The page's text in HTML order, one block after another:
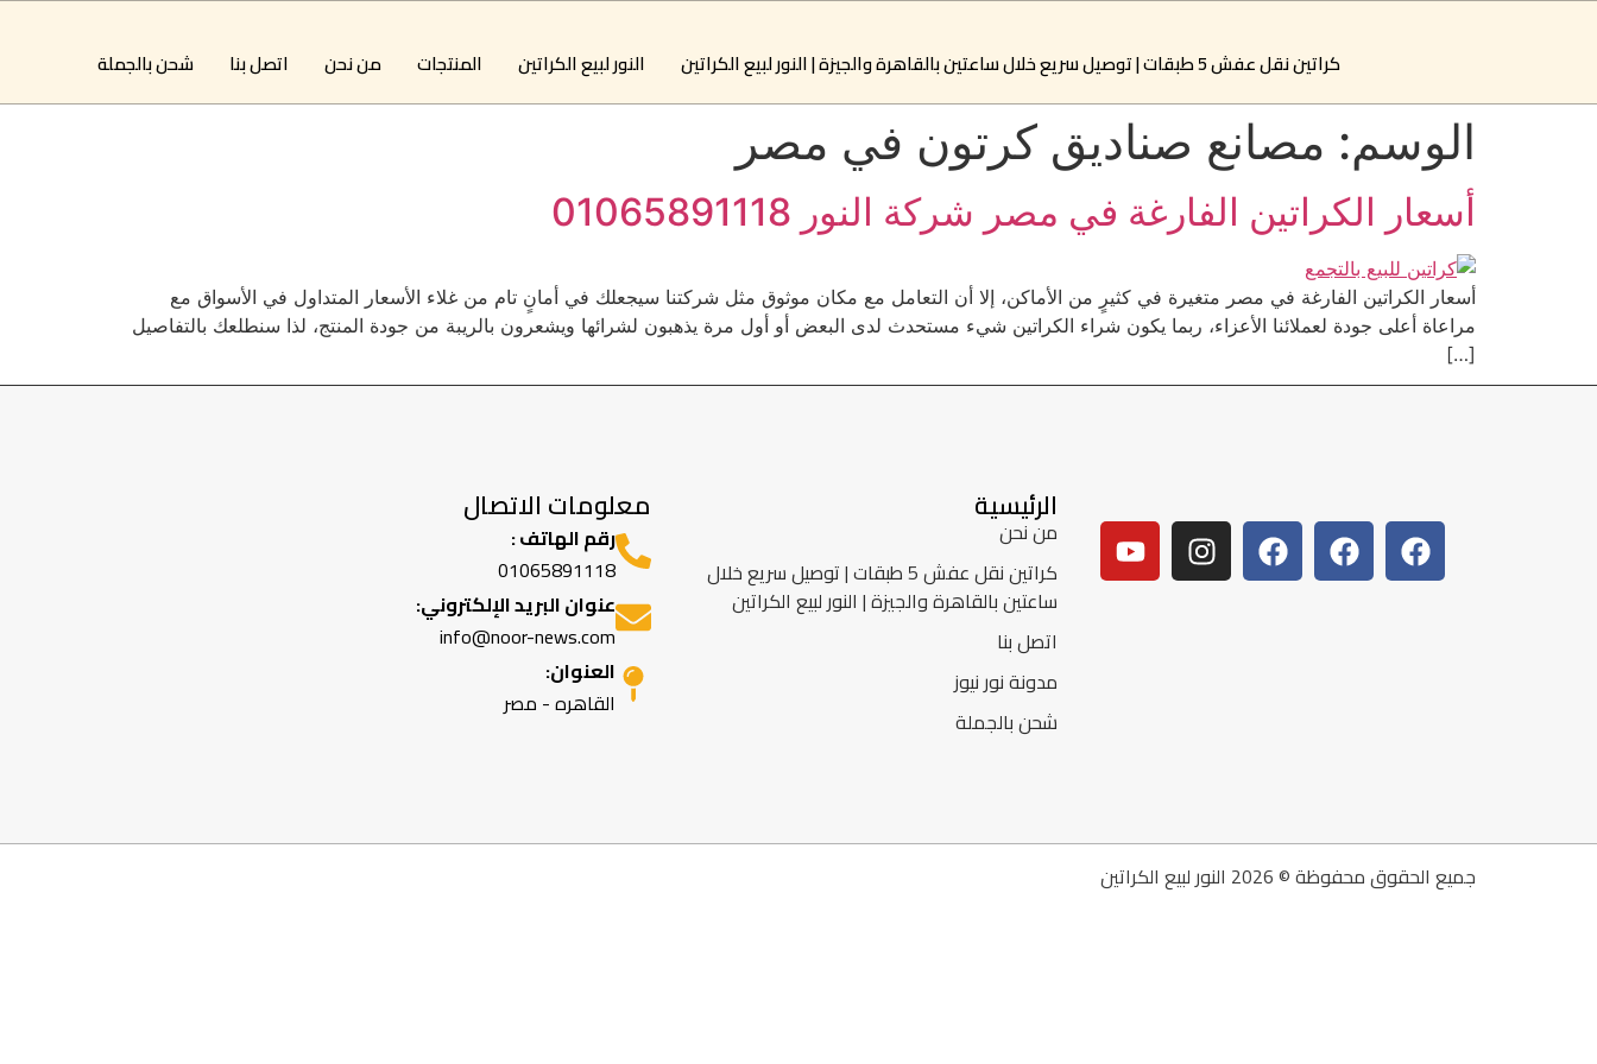
كراتين نقل عفش 5 طبقات | توصيل سريع خلال ساعتين بالقاهرة والجيزة | النور لبيع الكراتين النور لبيع الكراتين المنتجات من نحن اتصل بنا شحن بالجملة
الوسم: مصانع صناديق كرتون في مصر
أسعار الكراتين الفارغة في مصر شركة النور 01065891118
أسعار الكراتين الفارغة في مصر متغيرة في كثيرٍ من الأماكن، إلا أن التعامل مع مكان موثوق مثل شركتنا سيجعلك في أمانٍ تام من غلاء الأسعار المتداول في الأسواق مع
مراعاة أعلى جودة لعملائنا الأعزاء، ربما يكون شراء الكراتين شيء مستحدث لدى البعض أو أول مرة يذهبون لشرائها ويشعرون بالريبة من جودة المنتج، لذا سنطلعك بالتفاصيل
[…]
الرئيسية
من نحن
كراتين نقل عفش 5 طبقات | توصيل سريع خلال
ساعتين بالقاهرة والجيزة | النور لبيع الكراتين
اتصل بنا
مدونة نور نيوز
شحن بالجملة
معلومات الاتصال
رقم الهاتف :
01065891118
عنوان البريد الإلكتروني:
info@noor-news.com
العنوان:
القاهره - مصر
جميع الحقوق محفوظة © 2026 النور لبيع الكراتين